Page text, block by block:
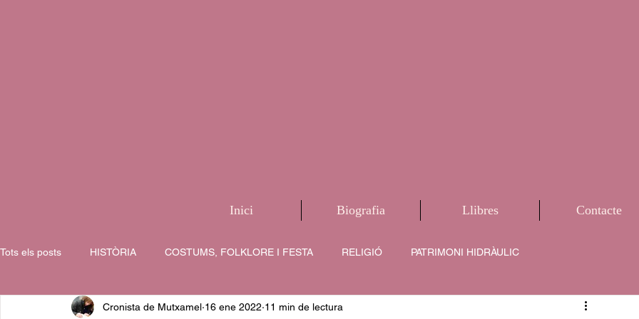
Inici Biografia Llibres Contacte
Tots els posts HISTÒRIA COSTUMS, FOLKLORE I FESTA RELIGIÓ PATRIMONI HIDRÀULIC
Cronista de Mutxamel 16 ene 2022 11 min de lectura